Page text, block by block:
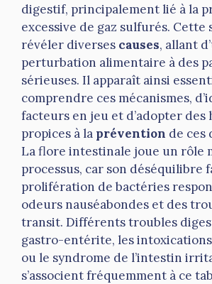
digestif, principalement lié à la
excessive de gaz sulfurés.
révéler diverses causes, allant
perturbation alimentaire à des
sérieuses. Il apparaît ainsi
comprendre ces mécanismes,
facteurs en jeu et d’adopter des
propices à la prévention de ces
La flore intestinale joue un rôle
processus, car son déséquilibre
prolifération de bactéries
odeurs nauséabondes et des
transit. Différents troubles
gastro-entérite, les
ou le syndrome de l’intestin
s’associent fréquemment à ce